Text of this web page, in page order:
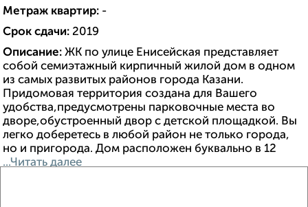
Метраж квартир: -
Срок сдачи: 2019
Описание: ЖК по улице Енисейская представляет
собой семиэтажный кирпичный жилой дом в одном
из самых развитых районов города Казани.
Придомовая территория создана для Вашего
удобства,предусмотрены парковочные места во
дворе,обустроенный двор с детской площадкой. Вы
легко доберетесь в любой район не только города,
но и пригорода. Дом расположен буквально в 12
...Читать далее